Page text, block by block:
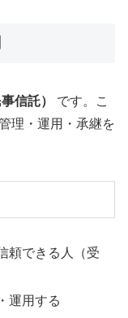
信託）
です。こ
理・運用・承継を
頼できる人（受
運用する